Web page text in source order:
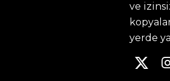
ve
yerde